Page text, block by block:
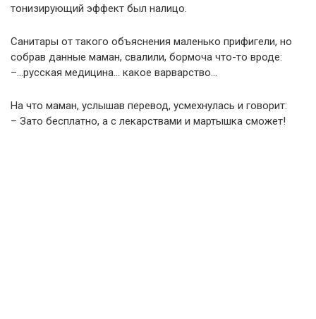
тонизирующий эффект был налицо.
Санитары от такого объяснения маленько прифигели, но
собрав данные маман, свалили, бормоча что-то вроде:
–…русская медицина… какое варварство…
На что маман, услышав перевод, усмехнулась и говорит:
– Зато бесплатно, а с лекарствами и мартышка сможет!